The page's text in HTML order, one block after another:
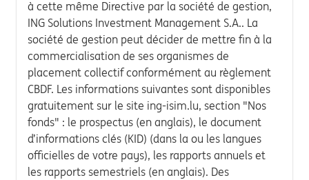
à cette même Directive par la société de gestion,
ING Solutions Investment Management S.A.. La
société de gestion peut décider de mettre fin à la
commercialisation de ses organismes de
placement collectif conformément au règlement
CBDF. Les informations suivantes sont disponibles
gratuitement sur le site ing-isim.lu, section "Nos
fonds" : le prospectus (en anglais), le document
d’informations clés (KID) (dans la ou les langues
officielles de votre pays), les rapports annuels et
les rapports semestriels (en anglais). Des